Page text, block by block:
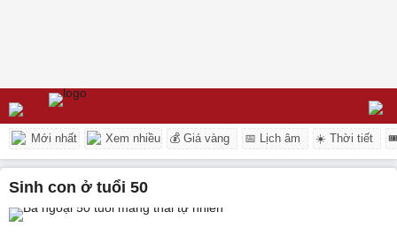
Mới nhất Xem nhiều 💰 Giá vàng 📅 Lịch âm ☀️ Thời tiết
sinh con ở tuổi 50